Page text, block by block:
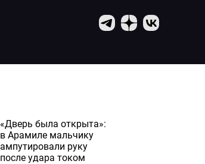
«Дверь была открыта»:
в Арамиле мальчику
ампутировали руку
после удара током